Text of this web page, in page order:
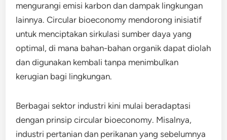
mengurangi emisi karbon dan dampak lingkungan
lainnya. Circular bioeconomy mendorong inisiatif
untuk menciptakan sirkulasi sumber daya yang
optimal, di mana bahan-bahan organik dapat diolah
dan digunakan kembali tanpa menimbulkan
kerugian bagi lingkungan.
Berbagai sektor industri kini mulai beradaptasi
dengan prinsip circular bioeconomy. Misalnya,
industri pertanian dan perikanan yang sebelumnya